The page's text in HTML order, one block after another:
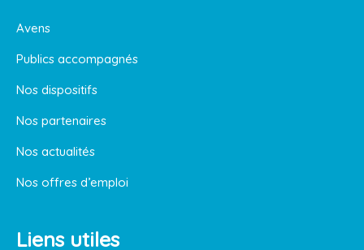
Avens
Publics accompagnés
Nos dispositifs
Nos partenaires
Nos actualités
Nos offres d’emploi
Liens utiles